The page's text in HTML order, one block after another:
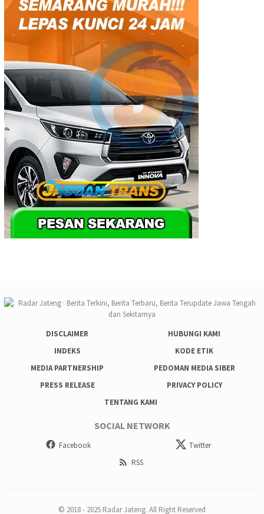
DISCLAIMER
HUBUNGI KAMI
INDEKS
KODE ETIK
MEDIA PARTNERSHIP
PEDOMAN MEDIA SIBER
PRESS RELEASE
PRIVACY POLICY
TENTANG KAMI
SOCIAL NETWORK
Facebook
Twitter
RSS
© 2018 - 2025 Radar Jateng. All Right Reserved